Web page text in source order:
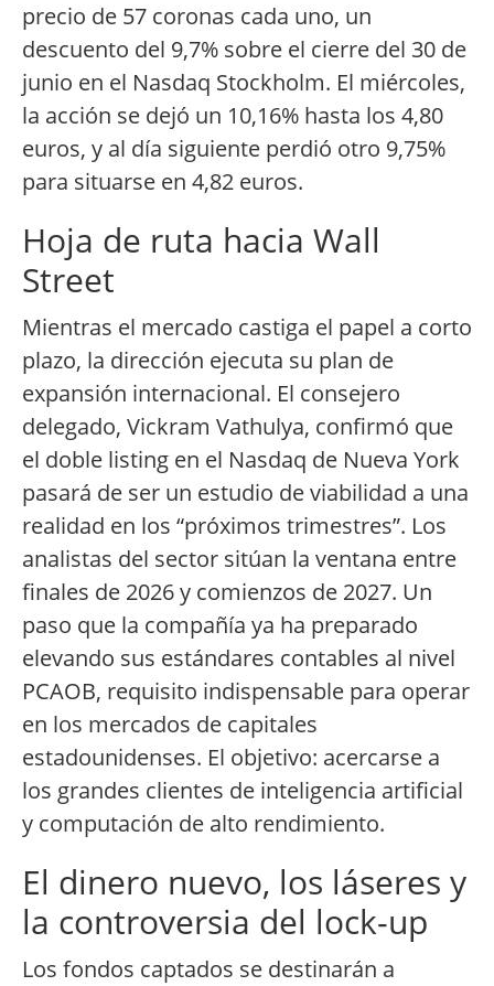
precio de 57 coronas cada uno, un
descuento del 9,7% sobre el cierre del 30 de
junio en el Nasdaq Stockholm. El miércoles,
la acción se dejó un 10,16% hasta los 4,80
euros, y al día siguiente perdió otro 9,75%
para situarse en 4,82 euros.
Hoja de ruta hacia Wall
Street
Mientras el mercado castiga el papel a corto
plazo, la dirección ejecuta su plan de
expansión internacional. El consejero
delegado, Vickram Vathulya, confirmó que
el doble listing en el Nasdaq de Nueva York
pasará de ser un estudio de viabilidad a una
realidad en los “próximos trimestres”. Los
analistas del sector sitúan la ventana entre
finales de 2026 y comienzos de 2027. Un
paso que la compañía ya ha preparado
elevando sus estándares contables al nivel
PCAOB, requisito indispensable para operar
en los mercados de capitales
estadounidenses. El objetivo: acercarse a
los grandes clientes de inteligencia artificial
y computación de alto rendimiento.
El dinero nuevo, los láseres y
la controversia del lock-up
Los fondos captados se destinarán a